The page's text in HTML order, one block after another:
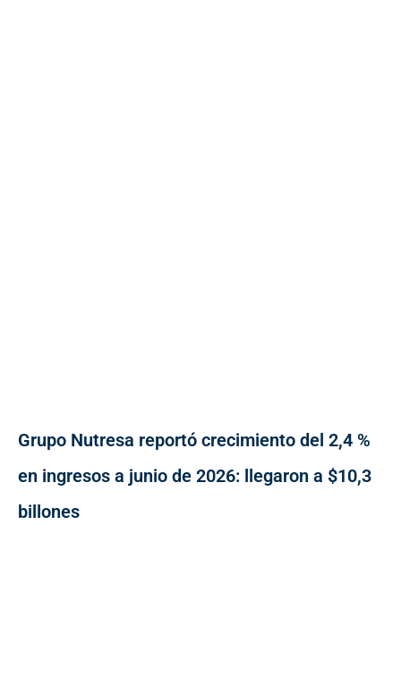
Grupo Nutresa reportó crecimiento del 2,4 %
en ingresos a junio de 2026: llegaron a $10,3
billones